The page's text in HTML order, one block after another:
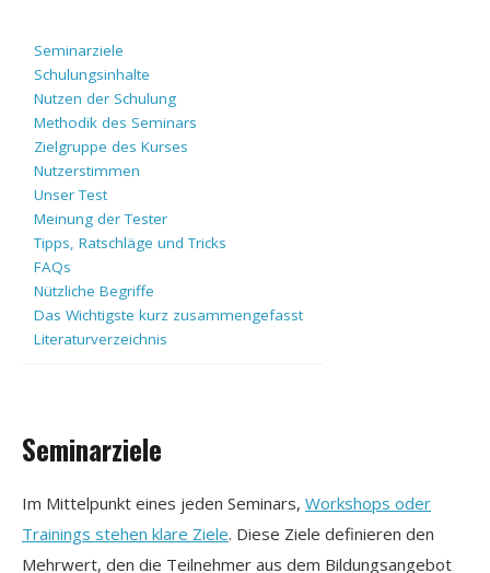
Seminarziele
Schulungsinhalte
Nutzen der Schulung
Methodik des Seminars
Zielgruppe des Kurses
Nutzerstimmen
Unser Test
Meinung der Tester
Tipps, Ratschläge und Tricks
FAQs
Nützliche Begriffe
Das Wichtigste kurz zusammengefasst
Literaturverzeichnis
Seminarziele
Im Mittelpunkt eines jeden Seminars, Workshops oder
Trainings stehen klare Ziele. Diese Ziele definieren den
Mehrwert, den die Teilnehmer aus dem Bildungsangebot